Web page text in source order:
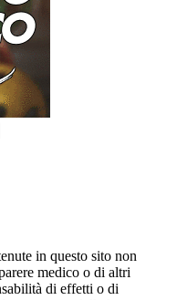
in questo sito non
medico o di altri
di effetti o di